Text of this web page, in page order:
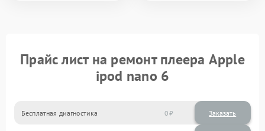
Прайс лист на ремонт плеера Apple
ipod nano 6
Бесплатная диагностика 0 Заказать